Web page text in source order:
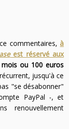
commentaires,à
est réservé aux
ou 100 euros
jusqu'à ce
"se désabonner"
PayPal -, et
renouvellement